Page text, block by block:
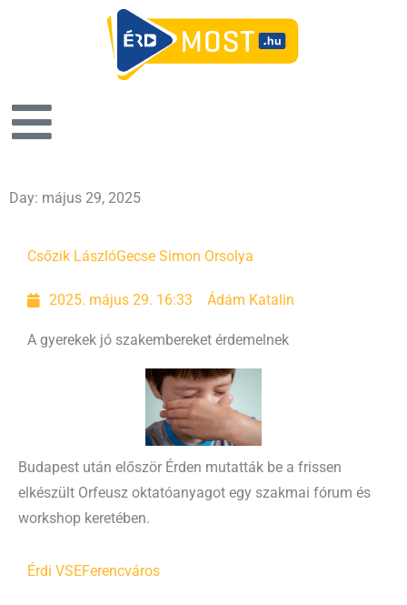
Day: május 29, 2025
Csőzik LászlóGecse Simon Orsolya
2025. május 29. 16:33 Ádám Katalin
A gyerekek jó szakembereket érdemelnek
Budapest után először Érden mutatták be a frissen
elkészült Orfeusz oktatóanyagot egy szakmai fórum és
workshop keretében.
Érdi VSEFerencváros